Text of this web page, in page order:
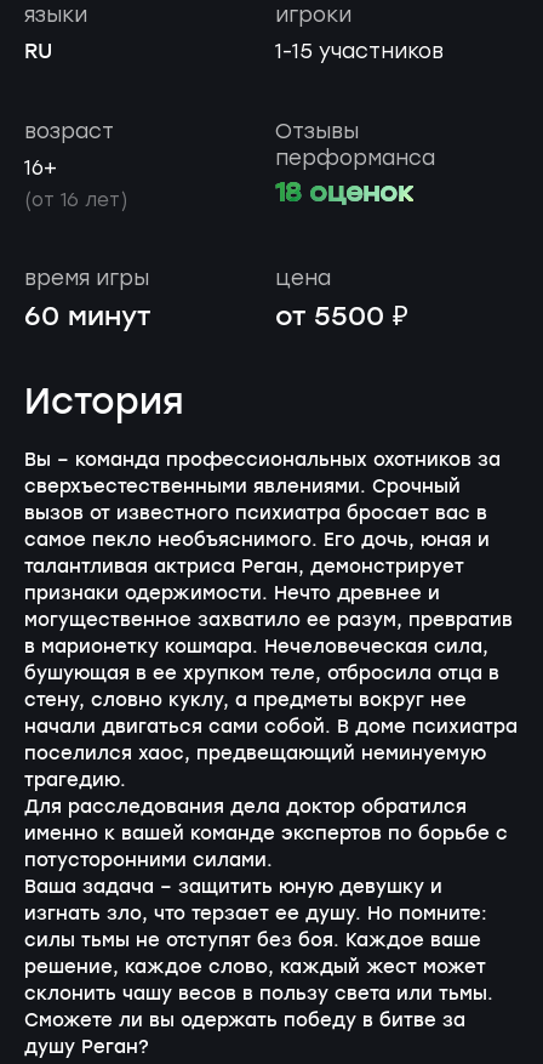
игроки
1-15 участников
языки
RU
возраст
16+
(от 16 лет)
Отзывы
перформанса
18 оценок
время игры
60 минут
цена
от 5500 ₽
История
Вы – команда профессиональных охотников за
сверхъестественными явлениями. Срочный
вызов от известного психиатра бросает вас в
самое пекло необъяснимого. Его дочь, юная и
талантливая актриса Реган, демонстрирует
признаки одержимости. Нечто древнее и
могущественное захватило ее разум, превратив
в марионетку кошмара. Нечеловеческая сила,
бушующая в ее хрупком теле, отбросила отца в
стену, словно куклу, а предметы вокруг нее
начали двигаться сами собой. В доме психиатра
поселился хаос, предвещающий неминуемую
трагедию.
Для расследования дела доктор обратился
именно к вашей команде экспертов по борьбе с
потусторонними силами.
Ваша задача – защитить юную девушку и
изгнать зло, что терзает ее душу. Но помните:
силы тьмы не отступят без боя. Каждое ваше
решение, каждое слово, каждый жест может
склонить чашу весов в пользу света или тьмы.
Сможете ли вы одержать победу в битве за
душу Реган?